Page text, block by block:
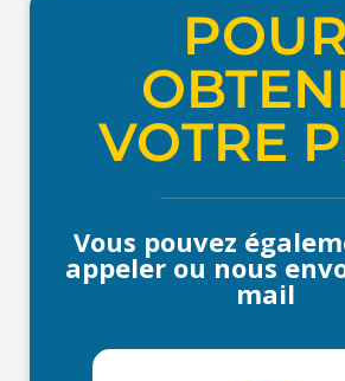
POUR
VOTRE
Vous pouvez
appeler ou nous
mail